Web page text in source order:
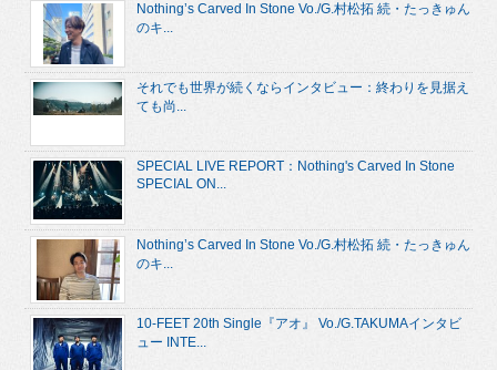
Nothing’s Carved In Stone Vo./G.村松拓 続・たっきゅん
のキ...
それでも世界が続くならインタビュー：終わりを見据え
ても尚...
SPECIAL LIVE REPORT：Nothing's Carved In Stone
SPECIAL ON...
Nothing’s Carved In Stone Vo./G.村松拓 続・たっきゅん
のキ...
10-FEET 20th Single『アオ』 Vo./G.TAKUMAインタビ
ュー INTE...